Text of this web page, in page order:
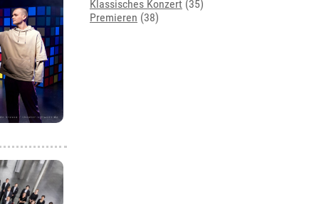
Klassisches Konzert (35)
Premieren (38)